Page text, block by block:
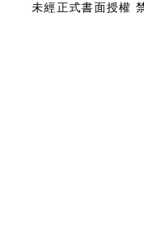
未經正式書面授權